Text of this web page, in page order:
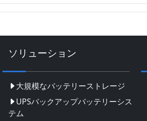
ソリューション
大規模なバッテリーストレージ
UPSバックアップバッテリーシス
テム